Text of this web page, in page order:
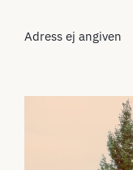
Adress ej angiven